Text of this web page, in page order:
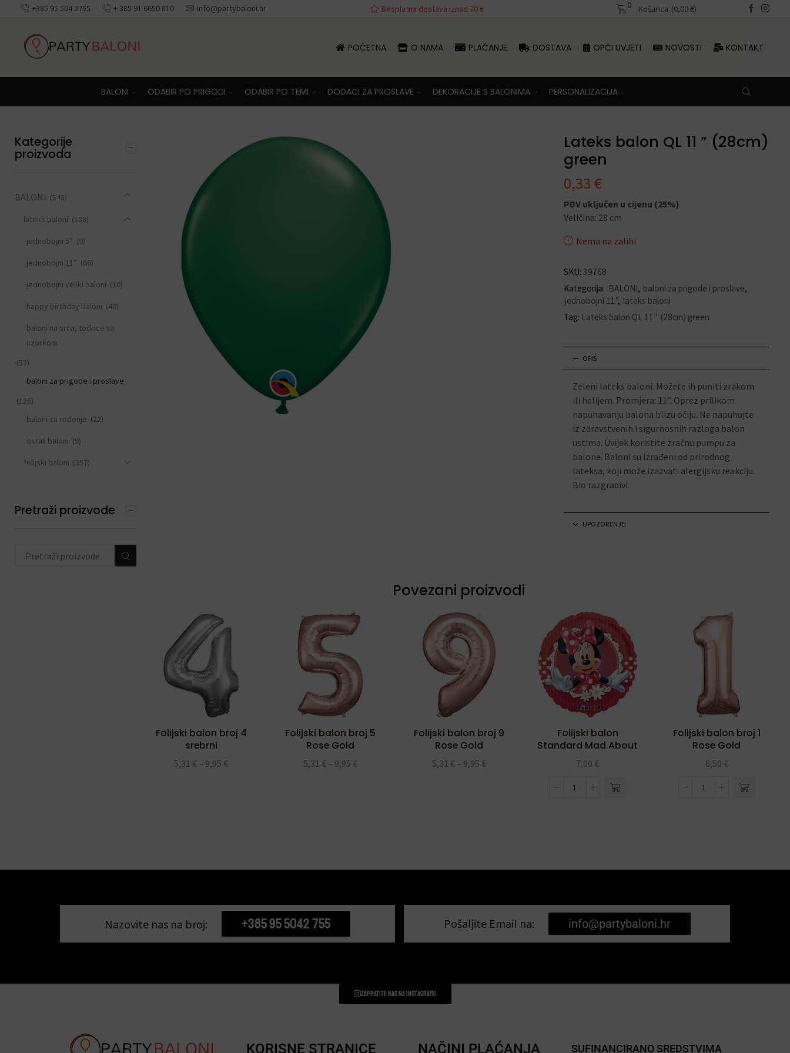
+385 95 504 2755 + 385 91 6650 810 info@partybaloni.hr
Besplatna dostava iznad 70 € Besplatna dostava iznad 70 € Besplatna dostava iznad 70 €
0 Košarica (0,00€)
POČETNA O NAMA PLAĆANJE DOSTAVA OPĆI UVJETI NOVOSTI KONTAKT
BALONI ODABIR PO PRIGODI ODABIR PO TEMI DODACI ZA PROSLAVE DEKORACIJE S BALONIMA PERSONALIZACIJA
Lateks balon QL 11 ” (28cm)
green
0,33 €
PDV uključen u cijenu (25%)
Veličina: 28 cm
Nema na zalihi
SKU: 39768
Kategorija: BALONI, baloni za prigode i proslave,
jednobojni 11”, lateks baloni
Tag: Lateks balon QL 11 " (28cm) green
OPIS
Zeleni lateks baloni. Možete ih puniti zrakom
ili helijem. Promjera: 11”. Oprez prilikom
napuhavanju balona blizu očiju. Ne napuhujte
iz zdravstvenih i sigurnosnih razloga balon
ustima. Uvijek koristite zračnu pumpu za
balone. Baloni su izrađeni od prirodnog
lateksa, koji može izazvati alergijsku reakciju.
Bio razgradivi.
UPOZORENJE:
Povezani proizvodi
Folijski balon broj 4
srebrni
5,31 € – 9,95 €
Folijski balon broj 5
Rose Gold
5,31 € – 9,95 €
Folijski balon broj 9
Rose Gold
5,31 € – 9,95 €
Folijski balon
Standard Mad About
Minnie
7,00 €
Folijski balon broj 1
Rose Gold
6,50 €
Kategorije
proizvoda
BALONI (548)
lateks baloni (188)
jednobojni 5” (9)
jednobojni 11” (66)
jednobojni veliki baloni (10)
happy birthday baloni (40)
baloni na srca, točkice sa
uzorkom
(53)
baloni za prigode i proslave
(126)
baloni za rođenje (22)
ostali baloni (9)
folijski baloni (357)
ODABIR PO TEMI (377)
DEKORACIJE S
Pretraži proizvode
Nazovite nas na broj: +385 95 5042 755 Pošaljite Email na: info@partybaloni.hr
Zapratite nas na instagramu
KORISNE STRANICE NAČINI PLAĆANJA
SUFINANCIRANO SREDSTVIMA